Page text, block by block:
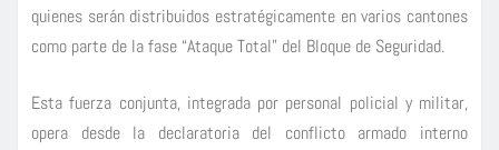
quienes serán distribuidos estratégicamente en varios cantones
como parte de la fase “Ataque Total” del Bloque de Seguridad.
Esta fuerza conjunta, integrada por personal policial y militar,
opera desde la declaratoria del conflicto armado interno